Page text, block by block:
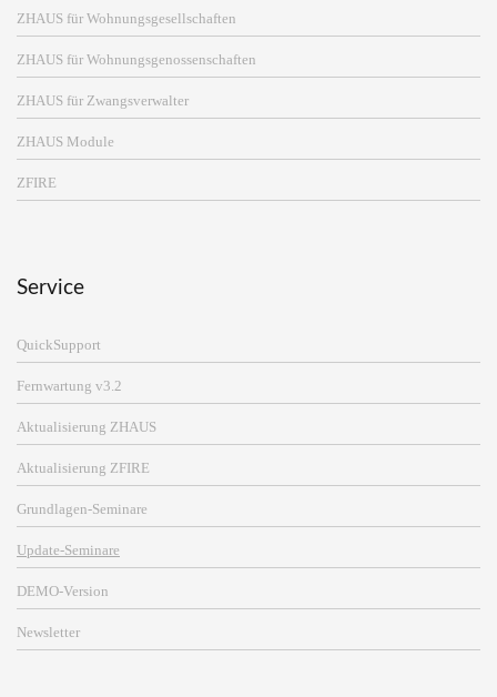
ZHAUS für Wohnungsgesellschaften
ZHAUS für Wohnungsgenossenschaften
ZHAUS für Zwangsverwalter
ZHAUS Module
ZFIRE
Service
QuickSupport
Fernwartung v3.2
Aktualisierung ZHAUS
Aktualisierung ZFIRE
Grundlagen-Seminare
Update-Seminare
DEMO-Version
Newsletter